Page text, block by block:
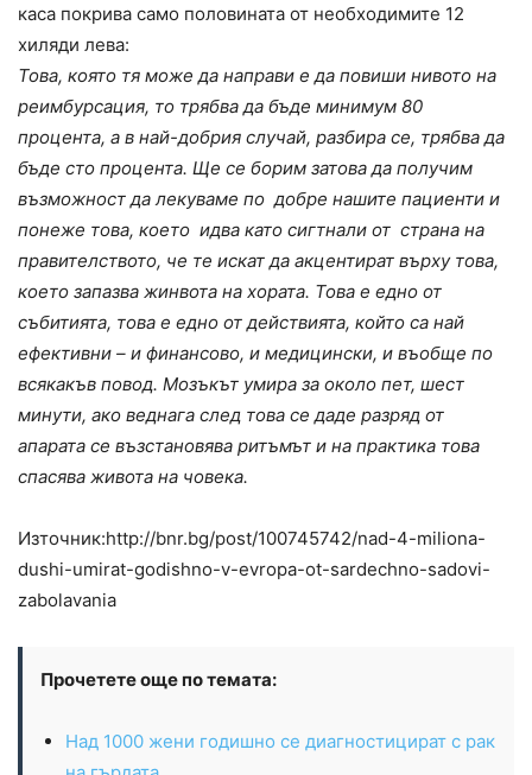
каса покрива само половината от необходимите 12
хиляди лева:
Това, която тя може да направи е да повиши нивото на
реимбурсация, то трябва да бъде минимум 80
процента, а в най-добрия случай, разбира се, трябва да
бъде сто процента. Ще се борим затова да получим
възможност да лекуваме по добре нашите пациенти и
понеже това, което идва като сигтнали от страна на
правителството, че те искат да акцентират върху това,
което запазва жинвота на хората. Това е едно от
събитията, това е едно от действията, който са най
ефективни – и финансово, и медицински, и въобще по
всякакъв повод. Мозъкът умира за около пет, шест
минути, ако веднага след това се даде разряд от
апарата се възстановява ритъмът и на практика това
спасява живота на човека.
Източник:http://bnr.bg/post/100745742/nad-4-miliona-
dushi-umirat-godishno-v-evropa-ot-sardechno-sadovi-
zabolavania
Прочетете още по темата:
Над 1000 жени годишно се диагностицират с рак